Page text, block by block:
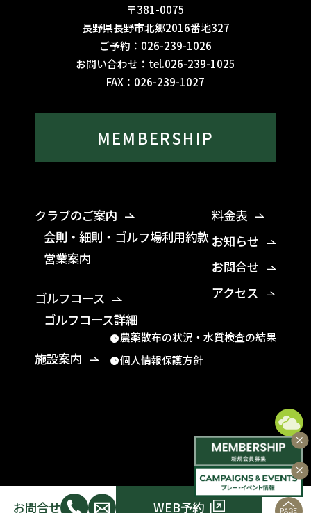
〒381-0075
長野県長野市北郷2016番地327
ご予約： 026-239-1026
お問い合わせ： tel.026-239-1025
FAX： 026-239-1027
クラブのご案内
会則・細則・ゴルフ場利用約款
営業案内
ゴルフコース
ゴルフコース詳細
施設案内
料金表
お知らせ
お問合せ
アクセス
MEMBERSHIP
農薬散布の状況・水質検査の結果
個人情報保護方針
お問合せ WEB予約